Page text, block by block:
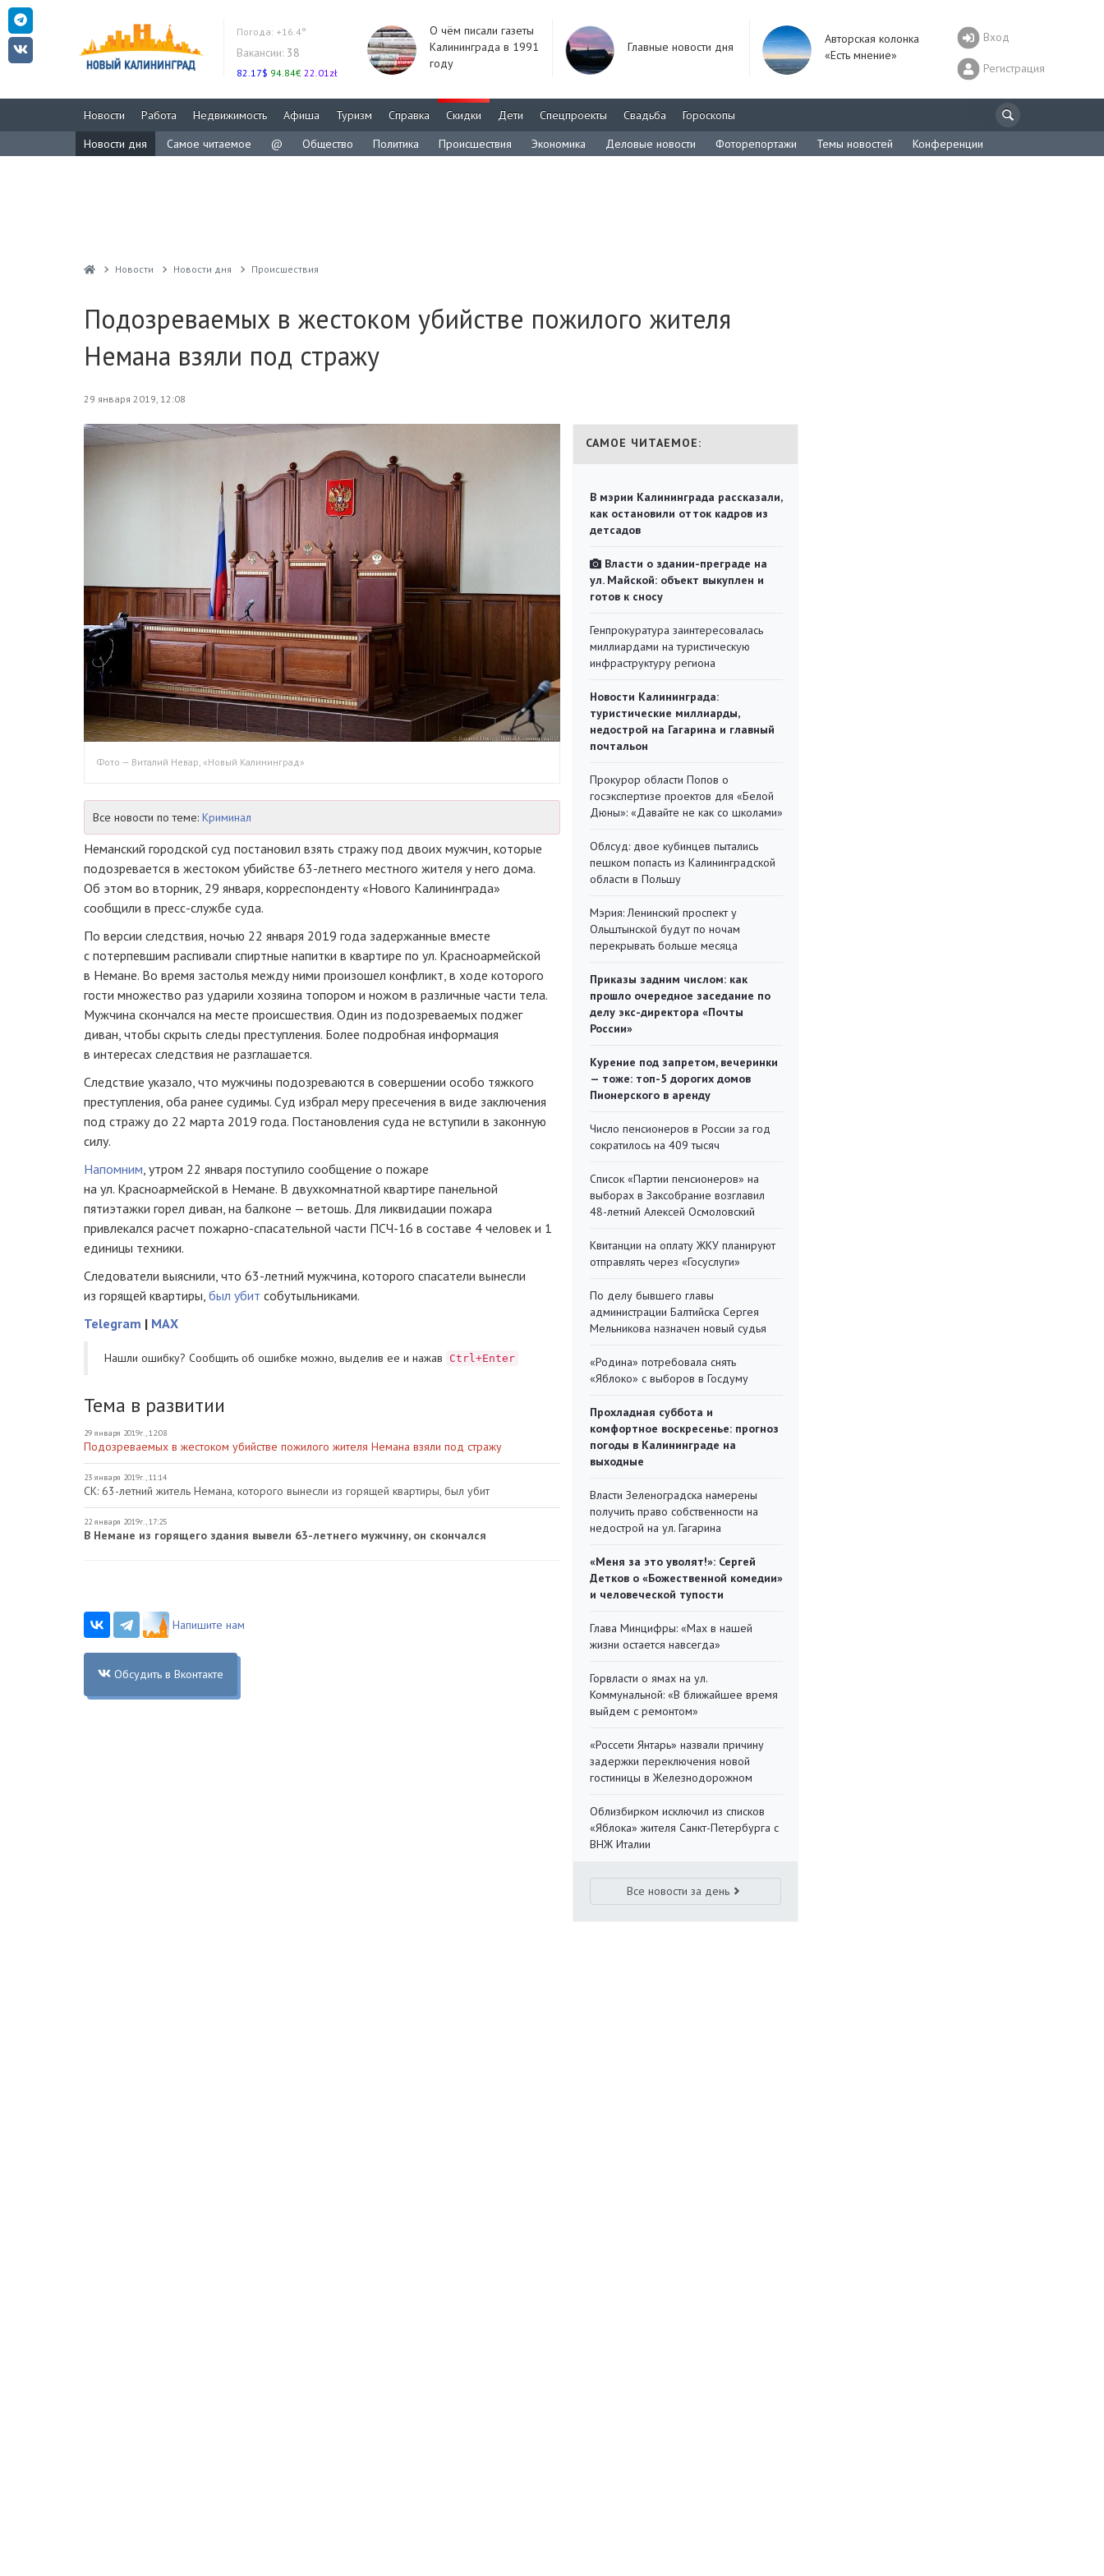
Погода: +16.4°
Вакансии: 38
82.17$ 94.84€ 22.01zł
О чём писали газеты
Калининграда в 1991
году
Главные новости дня
Авторская колонка
«Есть мнение»
Вход
Регистрация
Новости Работа Недвижимость Афиша Туризм Справка Скидки Дети Спецпроекты Свадьба
Гороскопы
Новости дня
Самое читаемое @ Общество Политика Происшествия Экономика Деловые новости Фоторепортажи Темы новостей Конференции
Новости Новости дня Проиcшествия
Подозреваемых в жестоком убийстве пожилого жителя
Немана взяли под стражу
29 января 2019, 12:08
Фото — Виталий Невар, «Новый Калининград»
Все новости по теме: Криминал
Неманский городской суд постановил взять стражу под двоих мужчин, которые
подозревается в жестоком убийстве 63-летнего местного жителя у него дома.
Об этом во вторник, 29 января, корреспонденту «Нового Калининграда»
сообщили в пресс-службе суда.
По версии следствия, ночью 22 января 2019 года задержанные вместе
с потерпевшим распивали спиртные напитки в квартире по ул. Красноармейской
в Немане. Во время застолья между ними произошел конфликт, в ходе которого
гости множество раз ударили хозяина топором и ножом в различные части тела.
Мужчина скончался на месте происшествия. Один из подозреваемых поджег
диван, чтобы скрыть следы преступления. Более подробная информация
в интересах следствия не разглашается.
Следствие указало, что мужчины подозреваются в совершении особо тяжкого
преступления, оба ранее судимы. Суд избрал меру пресечения в виде заключения
под стражу до 22 марта 2019 года. Постановления суда не вступили в законную
силу.
Напомним , утром 22 января поступило сообщение о пожаре
на ул. Красноармейской в Немане. В двухкомнатной квартире панельной
пятиэтажки горел диван, на балконе — ветошь. Для ликвидации пожара
привлекался расчет пожарно-спасательной части ПСЧ-16 в составе 4 человек и 1
единицы техники.
Следователи выяснили, что 63-летний мужчина, которого спасатели вынесли
из горящей квартиры, был убит собутыльниками.
Telegram | MAX
Нашли ошибку? Cообщить об ошибке можно, выделив ее и нажав Ctrl+Enter
Тема в развитии
29 января 2019г., 12:08
Подозреваемых в жестоком убийстве пожилого жителя Немана взяли под стражу
23 января 2019г., 11:14
СК: 63-летний житель Немана, которого вынесли из горящей квартиры, был убит
22 января 2019г., 17:25
В Немане из горящего здания вывели 63-летнего мужчину, он скончался
Напишите нам
Обсудить в Вконтакте
САМОЕ ЧИТАЕМОЕ:
В мэрии Калининграда рассказали,
как остановили отток кадров из
детсадов
Власти о здании-преграде на
ул. Майской: объект выкуплен и
готов к сносу
Генпрокуратура заинтересовалась
миллиардами на туристическую
инфраструктуру региона
Новости Калининграда:
туристические миллиарды,
недострой на Гагарина и главный
почтальон
Прокурор области Попов о
госэкспертизе проектов для «Белой
Дюны»: «Давайте не как со школами»
Облсуд: двое кубинцев пытались
пешком попасть из Калининградской
области в Польшу
Мэрия: Ленинский проспект у
Ольштынской будут по ночам
перекрывать больше месяца
Приказы задним числом: как
прошло очередное заседание по
делу экс-директора «Почты
России»
Курение под запретом, вечеринки
— тоже: топ-5 дорогих домов
Пионерского в аренду
Число пенсионеров в России за год
сократилось на 409 тысяч
Список «Партии пенсионеров» на
выборах в Заксобрание возглавил
48-летний Алексей Осмоловский
Квитанции на оплату ЖКУ планируют
отправлять через «Госуслуги»
По делу бывшего главы
администрации Балтийска Сергея
Мельникова назначен новый судья
«Родина» потребовала снять
«Яблоко» с выборов в Госдуму
Прохладная суббота и
комфортное воскресенье: прогноз
погоды в Калининграде на
выходные
Власти Зеленоградска намерены
получить право собственности на
недострой на ул. Гагарина
«Меня за это уволят!»: Сергей
Детков о «Божественной комедии»
и человеческой тупости
Глава Минцифры: «Мах в нашей
жизни остается навсегда»
Горвласти о ямах на ул.
Коммунальной: «В ближайшее время
выйдем с ремонтом»
«Россети Янтарь» назвали причину
задержки переключения новой
гостиницы в Железнодорожном
Облизбирком исключил из списков
«Яблока» жителя Санкт-Петербурга с
ВНЖ Италии
Все новости за день